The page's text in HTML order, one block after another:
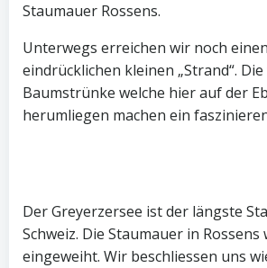
Staumauer Rossens.
Unterwegs erreichen wir noch
eindrücklichen kleinen „Strand“.
Baumstrünke welche hier auf der
herumliegen machen ein
Der Greyerzersee ist der längste
Schweiz. Die Staumauer in Rossens
eingeweiht. Wir beschliessen uns